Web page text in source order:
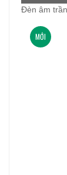
Đèn âm
MỚI